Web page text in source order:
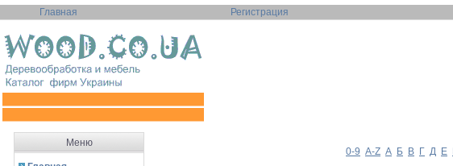
Главная Регистрация
Меню
0-9 A-Z А Б В Г Д Е